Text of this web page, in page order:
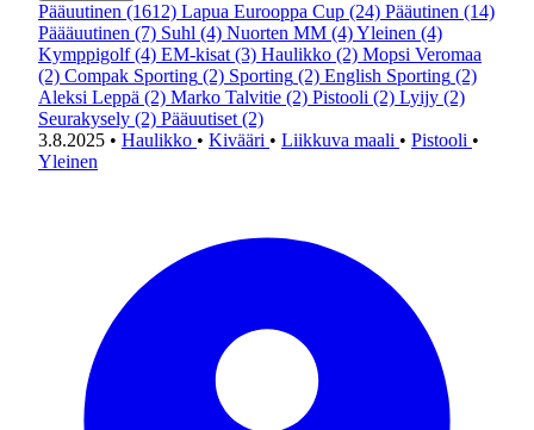
Pääuutinen (1612) Lapua Eurooppa Cup (24) Pääutinen (14)
Päääuutinen (7) Suhl (4) Nuorten MM (4)Yleinen (4)
Kymppigolf (4) EM-kisat (3) Haulikko (2) Mopsi Veromaa
(2) Compak Sporting (2) Sporting (2) English Sporting (2)
Aleksi Leppä (2) Marko Talvitie (2) Pistooli (2) Lyijy (2)
Seurakysely (2) Pääuutiset (2)
3.8.2025 • Haulikko • Kivääri • Liikkuva maali • Pistooli •
Yleinen